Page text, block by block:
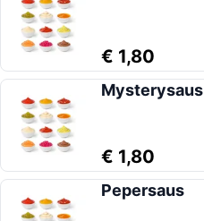
€ 1,80
Mysterysaus
€ 1,80
Pepersaus